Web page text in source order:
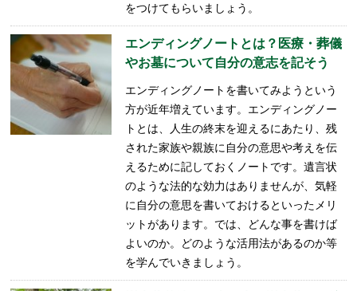
をつけてもらいましょう。
エンディングノートとは？医療・葬儀
やお墓について自分の意志を記そう
エンディングノートを書いてみようという
方が近年増えています。エンディングノー
トとは、人生の終末を迎えるにあたり、残
された家族や親族に自分の意思や考えを伝
えるために記しておくノートです。遺言状
のような法的な効力はありませんが、気軽
に自分の意思を書いておけるといったメリ
ットがあります。では、どんな事を書けば
よいのか。どのような活用法があるのか等
を学んでいきましょう。